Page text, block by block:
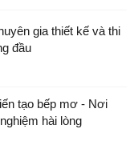
gia thiết kế và thi
đầu
tạo bếp mơ - Nơi
hài lòng